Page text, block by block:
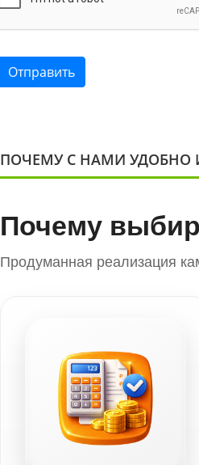
Отправить
ПОЧЕМУ С НАМИ УДОБНО
Почему
Продуманная реализация